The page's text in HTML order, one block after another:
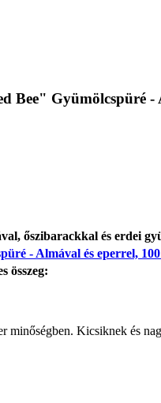
Bee" Gyümölcspüré -
őszibarackkal és erdei
- Almával és eperrel,
összeg:
minőségben. Kicsiknek és